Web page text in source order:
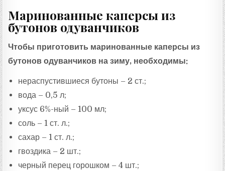
Маринованные каперсы из
бутонов одуванчиков
Чтобы приготовить маринованные каперсы из
бутонов одуванчиков на зиму, необходимы:
нераспустившиеся бутоны – 2 ст.;
вода – 0,5 л;
уксус 6%-ный – 100 мл;
соль – 1 ст. л.;
сахар – 1 ст. л.;
гвоздика – 2 шт.;
черный перец горошком – 4 шт.;